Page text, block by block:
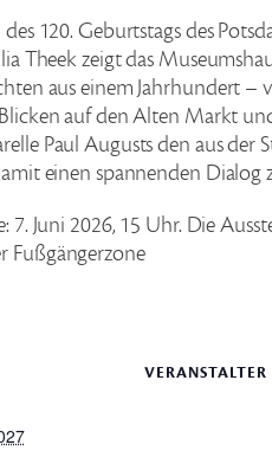
120. Geburtstags des
Theek zeigt das
aus einem Jahrhundert
auf den Alten Markt
Paul Augusts den aus der
einen spannenden Dialog
7. Juni 2026, 15 Uhr. Die
Fußgängerzone
VERANSTALTER